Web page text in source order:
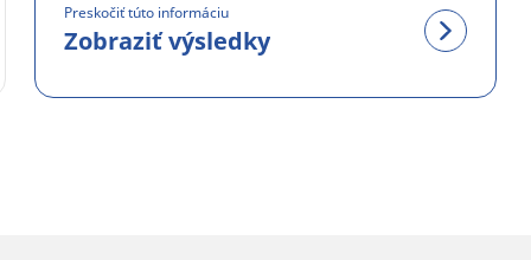
Preskočiť túto informáciu
Zobraziť výsledky